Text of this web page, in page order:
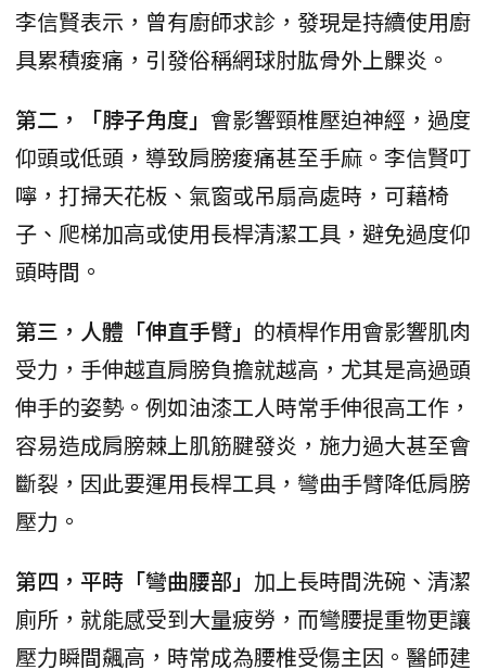
李信賢表示，曾有廚師求診，發現是持續使用廚
具累積痠痛，引發俗稱網球肘肱骨外上髁炎。
第二，「脖子角度」 會影響頸椎壓迫神經，過度
仰頭或低頭，導致肩膀痠痛甚至手麻。李信賢叮
嚀，打掃天花板、氣窗或吊扇高處時，可藉椅
子、爬梯加高或使用長桿清潔工具，避免過度仰
頭時間。
第三，人體「伸直手臂」 的槓桿作用會影響肌肉
受力，手伸越直肩膀負擔就越高，尤其是高過頭
伸手的姿勢。例如油漆工人時常手伸很高工作，
容易造成肩膀棘上肌筋腱發炎，施力過大甚至會
斷裂，因此要運用長桿工具，彎曲手臂降低肩膀
壓力。
第四，平時「彎曲腰部」 加上長時間洗碗、清潔
廁所，就能感受到大量疲勞，而彎腰提重物更讓
壓力瞬間飆高，時常成為腰椎受傷主因。醫師建